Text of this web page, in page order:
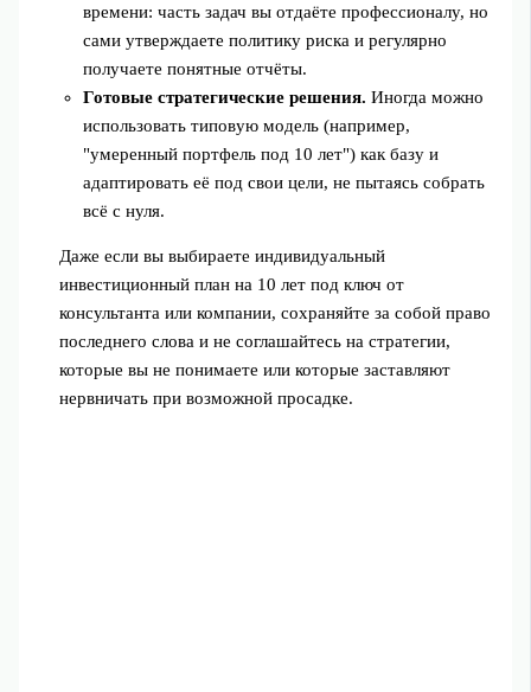
времени: часть задач вы отдаёте профессионалу, но
сами утверждаете политику риска и регулярно
получаете понятные отчёты.
Готовые стратегические решения. Иногда можно
использовать типовую модель (например,
"умеренный портфель под 10 лет") как базу и
адаптировать её под свои цели, не пытаясь собрать
всё с нуля.
Даже если вы выбираете индивидуальный
инвестиционный план на 10 лет под ключ от
консультанта или компании, сохраняйте за собой право
последнего слова и не соглашайтесь на стратегии,
которые вы не понимаете или которые заставляют
нервничать при возможной просадке.